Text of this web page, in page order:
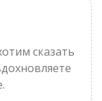
сказать